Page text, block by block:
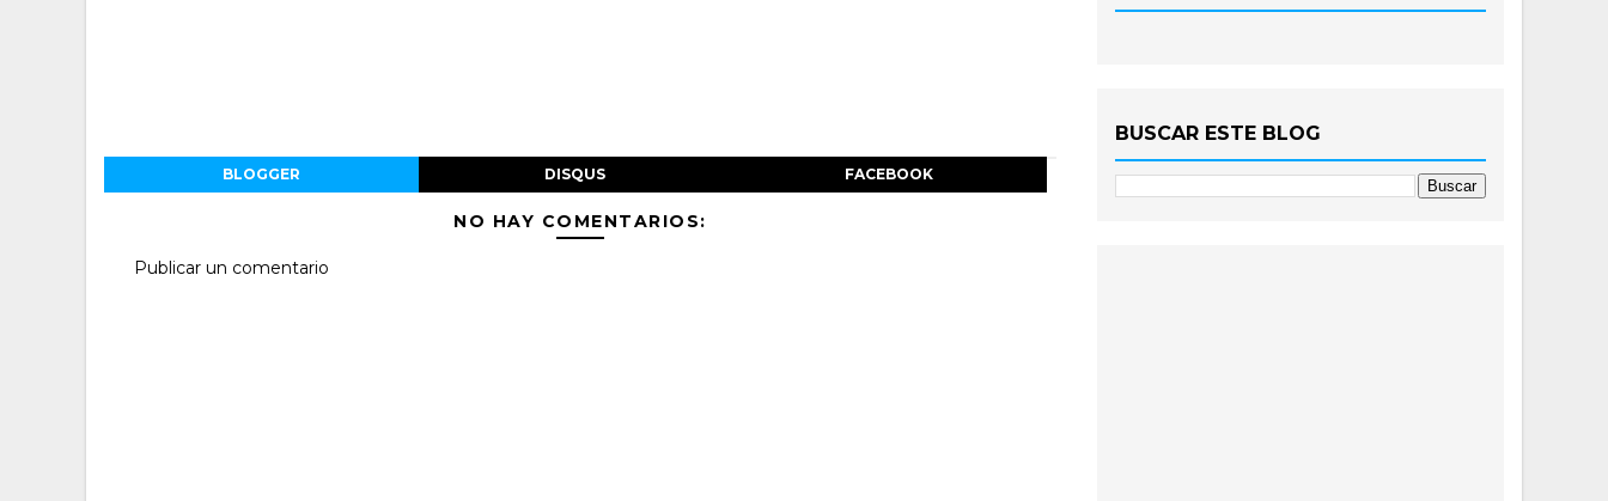
BLOGGER DISQUS FACEBOOK
NO HAY COMENTARIOS:
Publicar un comentario
BUSCAR ESTE BLOG